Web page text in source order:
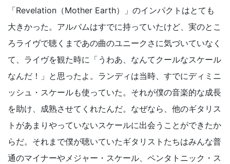
「Revelation（Mother Earth）」のインパクトはとても
大きかった。アルバムはすでに持っていたけど、実のとこ
ろライヴで聴くまであの曲のユニークさに気づいていなく
て、ライヴを観た時に「うわあ、なんてクールなスケール
なんだ！」と思ったよ。ランディは当時、すでにディミニ
ッシュ・スケールも使っていた。それが僕の音楽的な成長
を助け、成熟させてくれたんだ。なぜなら、他のギタリス
トがあまりやっていないスケールに出会うことができたか
らだ。それまで僕が聴いていたギタリストたちはみんな普
通のマイナーやメジャー・スケール、ペンタトニック・ス